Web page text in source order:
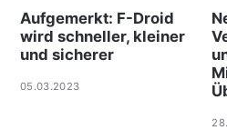
Aufgemerkt: F-Droid
wird schneller, kleiner
und sicherer
05.03.2023